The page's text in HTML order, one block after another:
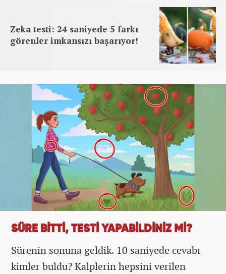
Zeka testi: 24 saniyede 5 farkı
görenler imkansızı başarıyor!
SÜRE BİTTİ, TESTİ YAPABİLDİNİZ Mİ?
Sürenin sonuna geldik. 10 saniyede cevabı
kimler buldu? Kalplerin hepsini verilen